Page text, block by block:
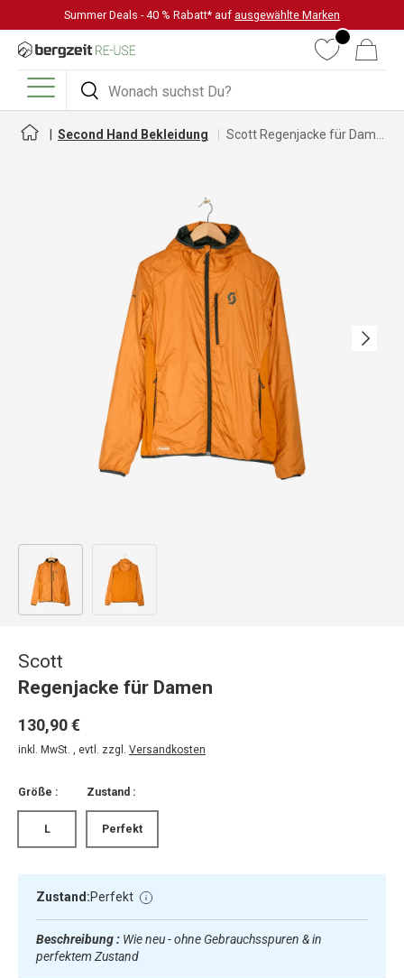
DIREKT ZUM INHALT
Summer Deals - 40 % Rabatt* auf ausgewählte Marken
Suchen
Suchen
WunschlisteWarenkorb
Menü
Second Hand Bekleidung
Nächste
Bild 1 in Galerieansicht laden
Scott
Regenjacke für Damen
130,90 €
inkl. MwSt. , evtl. zzgl. Versandkosten
Größe :
L
Zustand :
Perfekt
Zustand:Perfekt
Beschreibung : Wie neu - ohne Gebrauchsspuren & in
perfektem Zustand